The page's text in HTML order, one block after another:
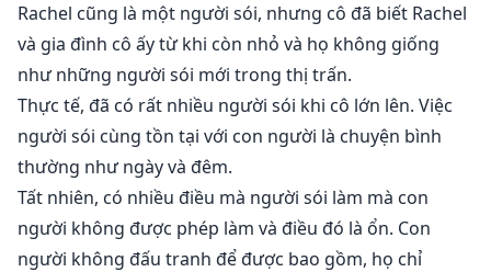
Rachel cũng là một người sói, nhưng cô đã biết Rachel
và gia đình cô ấy từ khi còn nhỏ và họ không giống
như những người sói mới trong thị trấn.
Thực tế, đã có rất nhiều người sói khi cô lớn lên. Việc
người sói cùng tồn tại với con người là chuyện bình
thường như ngày và đêm.
Tất nhiên, có nhiều điều mà người sói làm mà con
người không được phép làm và điều đó là ổn. Con
người không đấu tranh để được bao gồm, họ chỉ